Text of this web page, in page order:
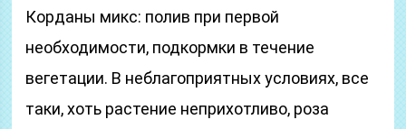
Корданы микс: полив при первой
необходимости, подкормки в течение
вегетации. В неблагоприятных условиях, все
таки, хоть растение неприхотливо, роза